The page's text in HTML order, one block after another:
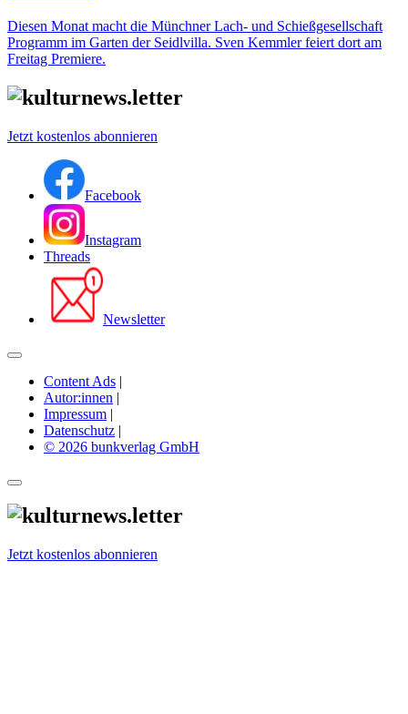
Diesen Monat macht die Münchner Lach- und Schießgesellschaft
Programm im Garten der Seidlvilla. Sven Kemmler feiert dort am
Freitag Premiere.
Jetzt kostenlos abonnieren
Facebook
Instagram
Threads
Newsletter
Content Ads |
Autor:innen |
Impressum |
Datenschutz |
© 2026 bunkverlag GmbH
Jetzt kostenlos abonnieren